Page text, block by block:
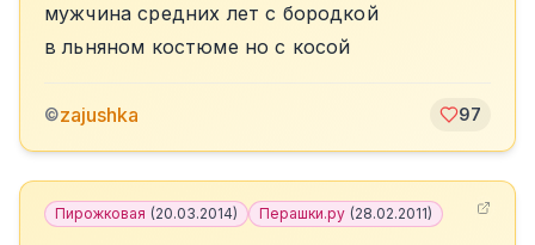
мужчина средних лет с бородкой
в льняном костюме но с косой
©zajushka 97
Пирожковая (20.03.2014) Перашки.ру (28.02.2011)